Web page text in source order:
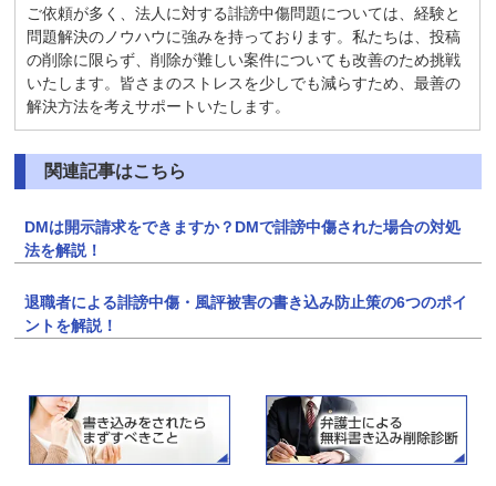
ご依頼が多く、法人に対する誹謗中傷問題については、経験と
問題解決のノウハウに強みを持っております。私たちは、投稿
の削除に限らず、削除が難しい案件についても改善のため挑戦
いたします。皆さまのストレスを少しでも減らすため、最善の
解決方法を考えサポートいたします。
関連記事はこちら
DMは開示請求をできますか？DMで誹謗中傷された場合の対処
法を解説！
退職者による誹謗中傷・風評被害の書き込み防止策の6つのポイ
ントを解説！